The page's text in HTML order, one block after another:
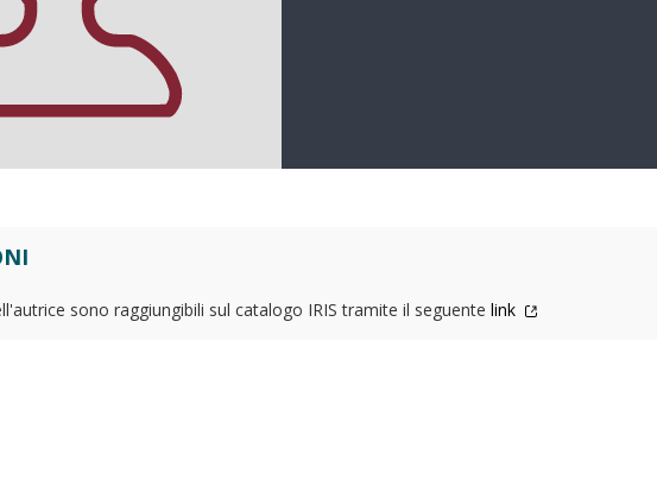
sono raggiungibili sul catalogo IRIS tramite il seguente link